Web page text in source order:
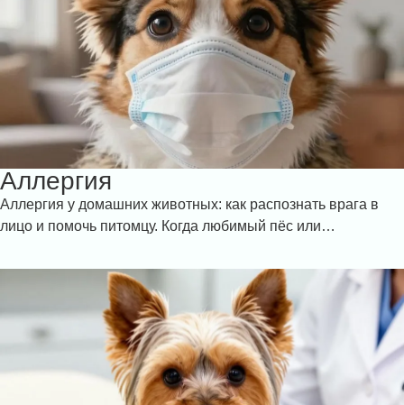
Аллергия
Аллергия у домашних животных: как распознать врага в
лицо и помочь питомцу. Когда любимый пёс или…